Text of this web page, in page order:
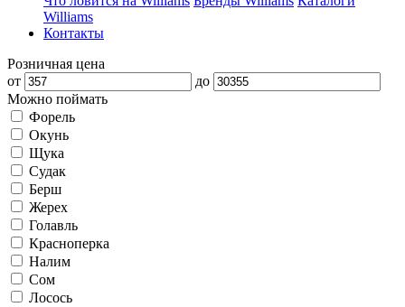
Williams
Контакты
Розничная цена
от
до
Можно поймать
Форель
Окунь
Щука
Судак
Берш
Жерех
Голавль
Красноперка
Налим
Сом
Лосось